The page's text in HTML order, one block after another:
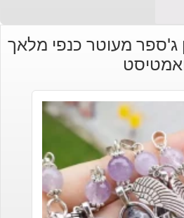
ג'ספר מעוטר כנפי מלאך